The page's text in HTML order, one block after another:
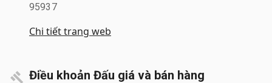
95937
Chi tiết trang web
Điều khoản Đấu giá và bán hàng